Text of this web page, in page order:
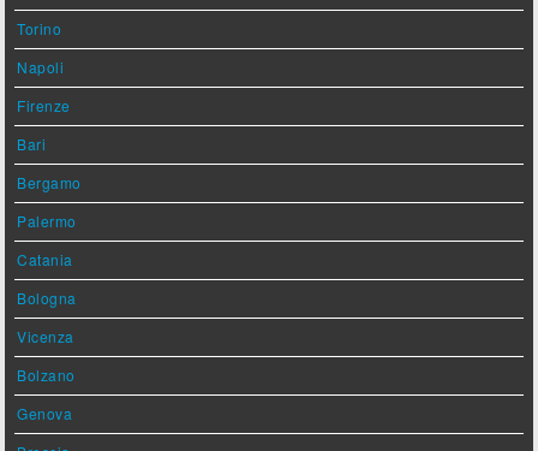
Torino
Napoli
Firenze
Bari
Bergamo
Palermo
Catania
Bologna
Vicenza
Bolzano
Genova